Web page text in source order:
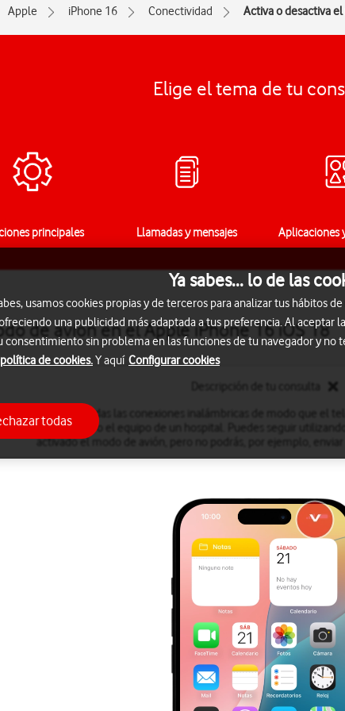
Apple iPhone 16 Conectividad Activa o desactiva
Elige el tema de tu
principales Llamadas y mensajes Aplicaciones
de avión en el Apple iPhone 16 iOS 18
interrumpir todas las conexiones inalámbricas de modo que el
de un avión o el equipo de un hospital. Puedes seguir
activado el modo de avión, pero no podrás, por ejemplo,
Ya sabes... lo de las
usamos cookies propias y de terceros para analizar tus hábitos
una publicidad más adaptada a tus preferencia. Al aceptar
consentimiento sin problema en las funciones de tu navegador y no
de cookies.Y aquí Configurar cookies
todas